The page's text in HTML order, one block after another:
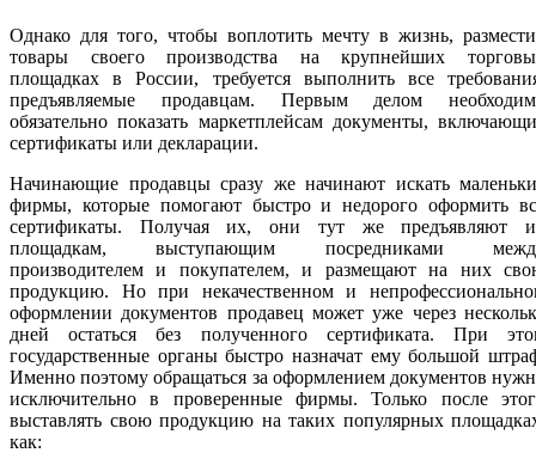
Однако для того, чтобы воплотить мечту в жизнь,
товары своего производства на крупнейших
площадках в России, требуется выполнить все
предъявляемые продавцам. Первым делом
обязательно показать маркетплейсам документы,
сертификаты или декларации.
Начинающие продавцы сразу же начинают искать
фирмы, которые помогают быстро и недорого оформить
сертификаты. Получая их, они тут же предъявляют
площадкам, выступающим посредниками
производителем и покупателем, и размещают на них
продукцию. Но при некачественном и
оформлении документов продавец может уже через
дней остаться без полученного сертификата. При
государственные органы быстро назначат ему большой
Именно поэтому обращаться за оформлением документов
исключительно в проверенные фирмы. Только после
выставлять свою продукцию на таких популярных
как: